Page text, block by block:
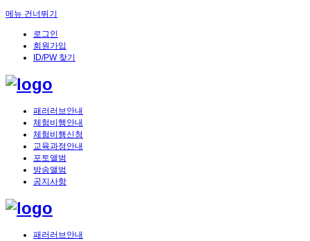
메뉴 건너뛰기
로그인
회원가입
ID/PW 찾기
패러러브안내
체험비행안내
체험비행신청
교육과정안내
포토앨범
방송앨범
공지사항
패러러브안내